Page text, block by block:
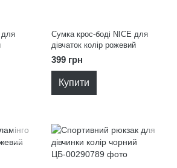
для
Сумка крос-боді NICE для
дівчаток колір рожевий
399 грн
Купити